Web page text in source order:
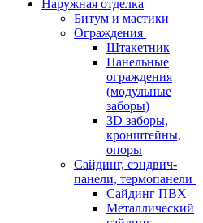
Наружная отделка
Битум и мастики
Ограждения
Штакетник
Панельные
ограждения
(модульные
заборы)
3D заборы,
кронштейны,
опоры
Cайдинг, сэндвич-
панели, термопанели
Сайдинг ПВХ
Металлический